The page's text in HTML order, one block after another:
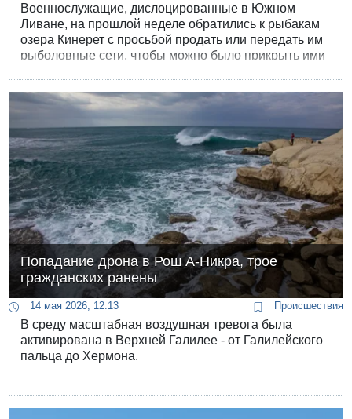
Военнослужащие, дислоцированные в Южном
Ливане, на прошлой неделе обратились к рыбакам
озера Кинерет с просьбой продать или передать им
рыболовные сети, чтобы можно было прикрыть ими
Попадание дрона в Рош А-Никра, трое
гражданских ранены
14 мая 2026, 12:13 Происшествия
В среду масштабная воздушная тревога была
активирована в Верхней Галилее - от Галилейского
пальца до Хермона.